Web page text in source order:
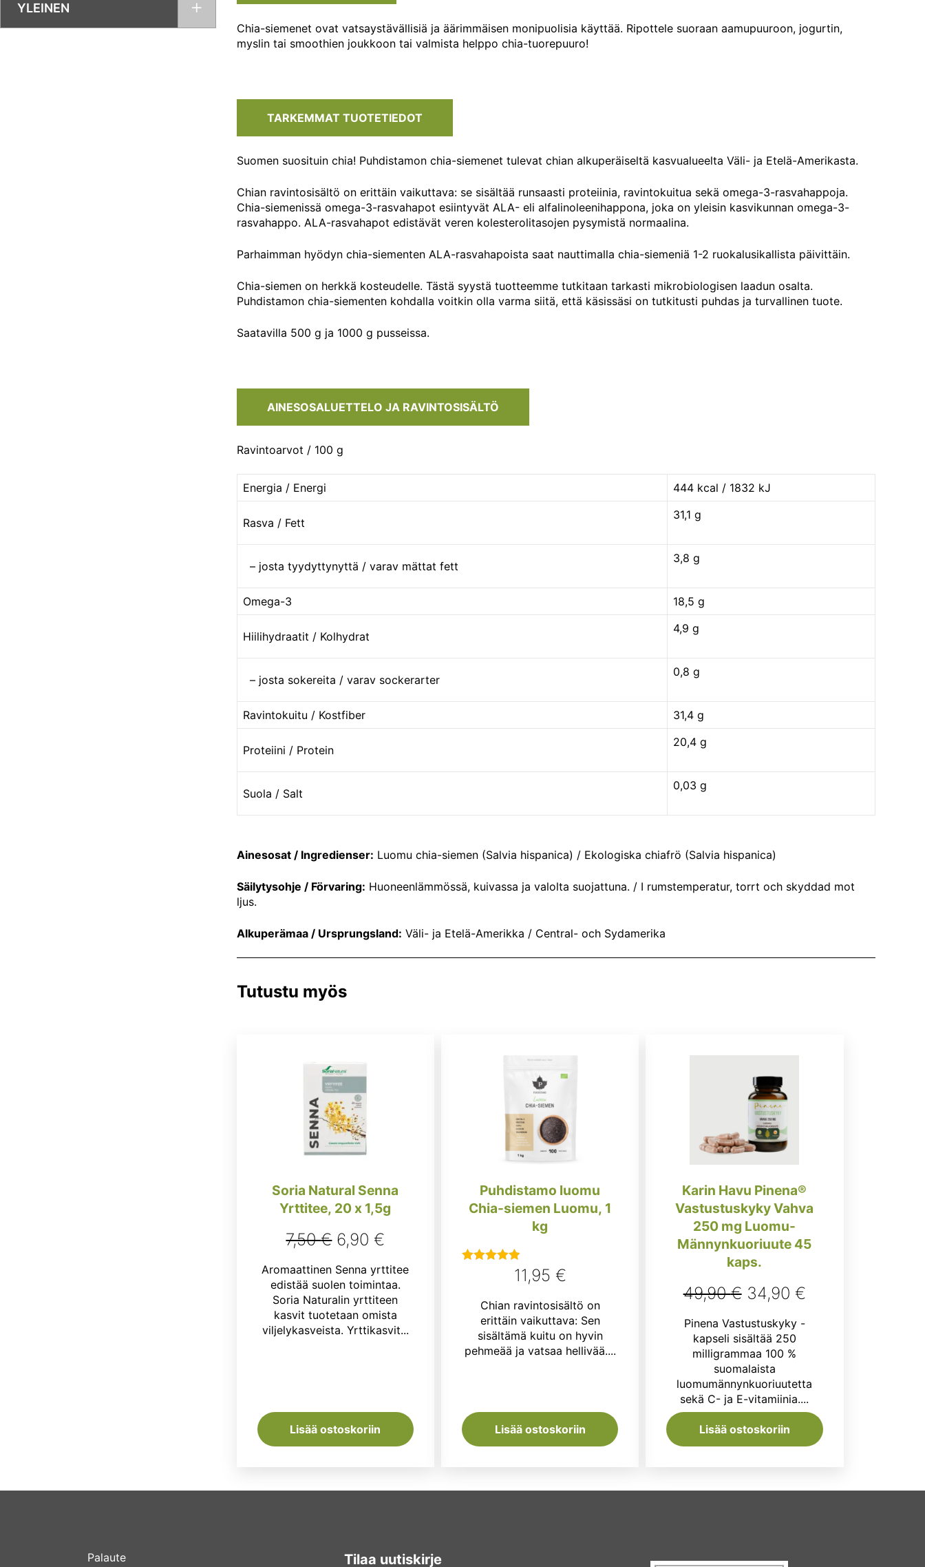
YLEINEN
Chia-siemenet ovat vatsaystävällisiä ja äärimmäisen monipuolisia käyttää. Ripottele suoraan aamupuuroon, jogurtin,
myslin tai smoothien joukkoon tai valmista helppo chia-tuorepuuro!
TARKEMMAT TUOTETIEDOT
Suomen suosituin chia! Puhdistamon chia-siemenet tulevat chian alkuperäiseltä kasvualueelta Väli- ja Etelä-Amerikasta.
Chian ravintosisältö on erittäin vaikuttava: se sisältää runsaasti proteiinia, ravintokuitua sekä omega-3-rasvahappoja.
Chia-siemenissä omega-3-rasvahapot esiintyvät ALA- eli alfalinoleenihappona, joka on yleisin kasvikunnan omega-3-
rasvahappo. ALA-rasvahapot edistävät veren kolesterolitasojen pysymistä normaalina.
Parhaimman hyödyn chia-siementen ALA-rasvahapoista saat nauttimalla chia-siemeniä 1-2 ruokalusikallista päivittäin.
Chia-siemen on herkkä kosteudelle. Tästä syystä tuotteemme tutkitaan tarkasti mikrobiologisen laadun osalta.
Puhdistamon chia-siementen kohdalla voitkin olla varma siitä, että käsissäsi on tutkitusti puhdas ja turvallinen tuote.
Saatavilla 500 g ja 1000 g pusseissa.
AINESOSALUETTELO JA RAVINTOSISÄLTÖ
Ravintoarvot / 100 g
Energia / Energi 444 kcal / 1832 kJ
Rasva / Fett
31,1 g
– josta tyydyttynyttä / varav mättat fett
3,8 g
Omega-3 18,5 g
Hiilihydraatit / Kolhydrat
4,9 g
– josta sokereita / varav sockerarter
0,8 g
Ravintokuitu / Kostfiber 31,4 g
Proteiini / Protein
20,4 g
Suola / Salt
0,03 g
Ainesosat / Ingredienser: Luomu chia-siemen (Salvia hispanica) / Ekologiska chiafrö (Salvia hispanica)
Säilytysohje / Förvaring: Huoneenlämmössä, kuivassa ja valolta suojattuna. / I rumstemperatur, torrt och skyddad mot
ljus.
Alkuperämaa / Ursprungsland: Väli- ja Etelä-Amerikka / Central- och Sydamerika
Tutustu myös
Soria Natural Senna
Yrttitee, 20 x 1,5g
7,50€ Alkuperäinen
hinta
oli:
7,50 €.
6,90 €
hinta
on:
6,90 €.
Aromaattinen Senna yrttitee
edistää suolen toimintaa.
Soria Naturalin yrttiteen
kasvit tuotetaan omista
viljelykasveista. Yrttikasvit...
Lisää ostoskoriin
Puhdistamo luomu
Chia-siemen Luomu, 1
kg
Arvostelu
5.00/ 5
11,95 €
Chian ravintosisältö on
erittäin vaikuttava: Sen
sisältämä kuitu on hyvin
pehmeää ja vatsaa hellivää....
Lisää ostoskoriin
Karin Havu Pinena®
Vastustuskyky Vahva
250 mg Luomu-
Männynkuoriuute 45
kaps.
49,90€ Alkuperäinen
hinta
oli:
49,90 €.
34,90 €Nykyinen
Pinena Vastustuskyky -
kapseli sisältää 250
milligrammaa 100 %
suomalaista
luomumännynkuoriuutetta
sekä C- ja E-vitamiinia....
Lisää ostoskoriin
Palaute Tilaa uutiskirje